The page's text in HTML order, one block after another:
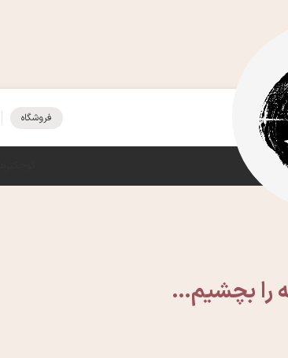
فروشگاه
را بچشیم…